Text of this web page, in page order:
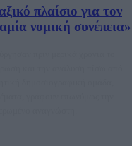
πλαίσιο για τον
νομική συνέπεια»